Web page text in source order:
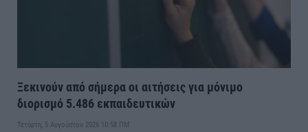
Ξεκινούν από σήμερα οι αιτήσεις για μόνιμο
διορισμό 5.486 εκπαιδευτικών
Τετάρτη, 5 Αυγούστου 2026 10:58 ΠΜ